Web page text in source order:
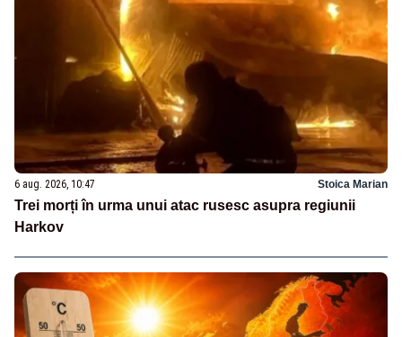
6 aug. 2026, 10:47 Stoica Marian
Trei morți în urma unui atac rusesc asupra regiunii
Harkov